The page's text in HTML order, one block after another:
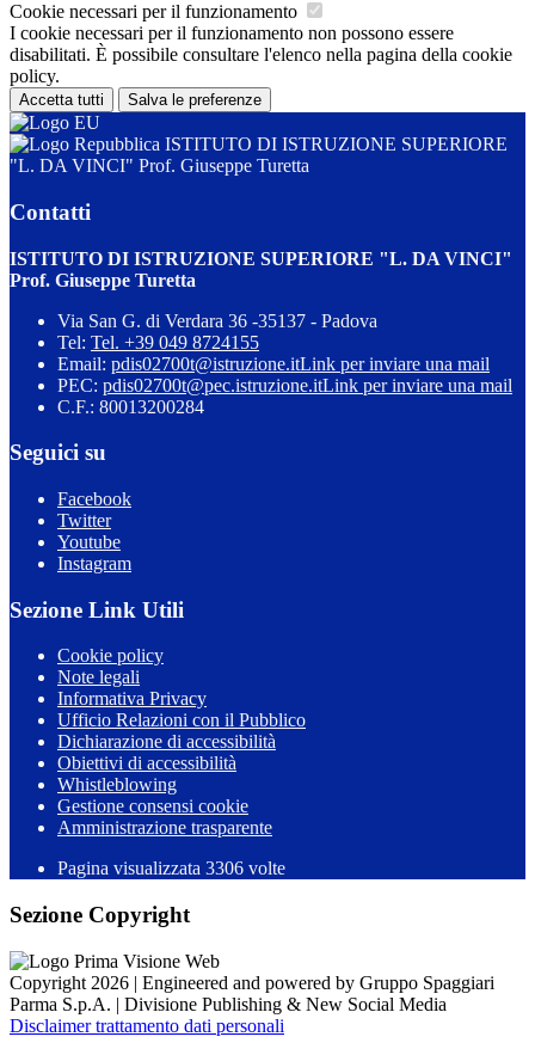
Cookie necessari per il funzionamento
I cookie necessari per il funzionamento non possono essere
disabilitati. È possibile consultare l'elenco nella pagina della cookie
policy.
Accetta tutti Salva le preferenze
ISTITUTO DI ISTRUZIONE SUPERIORE
"L. DA VINCI" Prof. Giuseppe Turetta
Contatti
ISTITUTO DI ISTRUZIONE SUPERIORE "L. DA VINCI"
Prof. Giuseppe Turetta
Via San G. di Verdara 36 -35137 - Padova
Tel: Tel. +39 049 8724155
Email: pdis02700t@istruzione.itLink per inviare una mail
PEC: pdis02700t@pec.istruzione.itLink per inviare una mail
C.F.: 80013200284
Seguici su
Facebook
Twitter
Youtube
Instagram
Sezione Link Utili
Cookie policy
Note legali
Informativa Privacy
Ufficio Relazioni con il Pubblico
Dichiarazione di accessibilità
Obiettivi di accessibilità
Whistleblowing
Gestione consensi cookie
Amministrazione trasparente
Pagina visualizzata 3306 volte
Sezione Copyright
Copyright 2026 | Engineered and powered by Gruppo Spaggiari
Parma S.p.A. | Divisione Publishing & New Social Media
Disclaimer trattamento dati personali